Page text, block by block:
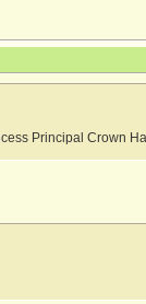
Principal Crown